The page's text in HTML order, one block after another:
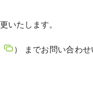
いたします。
） までお問い合わ